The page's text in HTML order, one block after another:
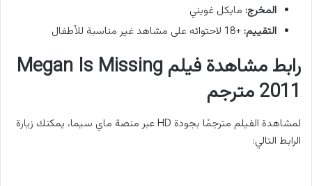
المخرج: مايكل غويني
التقييم: +18 لاحتوائه على مشاهد غير مناسبة للأطفال
رابط مشاهدة فيلم Megan Is Missing
2011 مترجم
لمشاهدة الفيلم مترجمًا بجودة HD عبر منصة ماي سيما، يمكنك زيارة
الرابط التالي: